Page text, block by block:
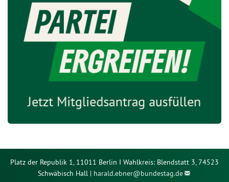
Platz der Republik 1, 11011 Berlin I Wahlkreis: Blendstatt 3, 74523
Schwäbisch Hall | harald.ebner@bundestag.de